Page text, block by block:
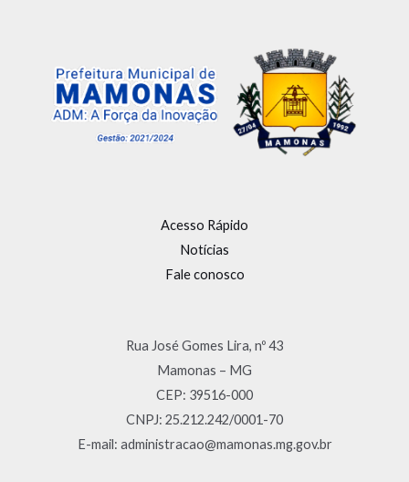
Acesso Rápido
Notícias
Fale conosco
Rua José Gomes Lira, nº 43
Mamonas – MG
CEP: 39516-000
CNPJ: 25.212.242/0001-70
E-mail: administracao@mamonas.mg.gov.br